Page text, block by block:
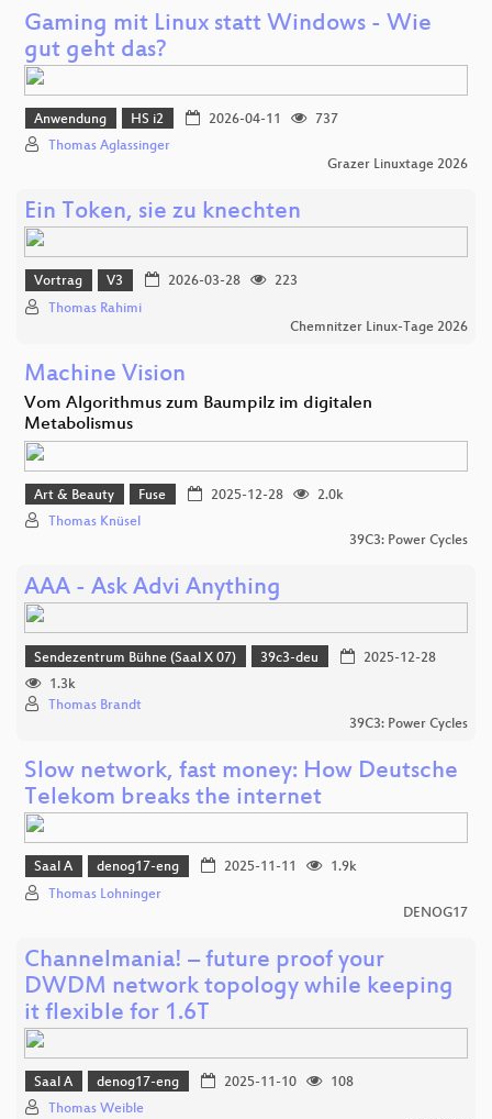
Gaming mit Linux statt Windows - Wie
gut geht das?
Anwendung HS i2 2026-04-11
737
Thomas Aglassinger
Grazer Linuxtage 2026
Ein Token, sie zu knechten
Vortrag V3 2026-03-28
223
Thomas Rahimi
Chemnitzer Linux-Tage 2026
Machine Vision
Vom Algorithmus zum Baumpilz im digitalen
Metabolismus
Art & Beauty Fuse 2025-12-28
2.0k
Thomas Knüsel
39C3: Power Cycles
AAA - Ask Advi Anything
Sendezentrum Bühne (Saal X 07) 39c3-deu
2025-12-28
1.3k
Thomas Brandt
39C3: Power Cycles
Slow network, fast money: How Deutsche
Telekom breaks the internet
Saal A denog17-eng 2025-11-11
1.9k
Thomas Lohninger
DENOG17
Channelmania! – future proof your
DWDM network topology while keeping
it flexible for 1.6T
Saal A denog17-eng 2025-11-10
108
Thomas Weible